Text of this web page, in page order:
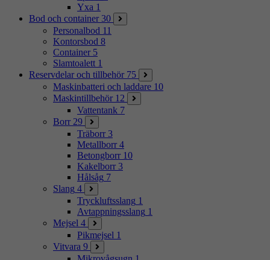
Yxa 1
Bod och container 30
Personalbod 11
Kontorsbod 8
Container 5
Slamtoalett 1
Reservdelar och tillbehör 75
Maskinbatteri och laddare 10
Maskintillbehör 12
Vattentank 7
Borr 29
Träborr 3
Metallborr 4
Betongborr 10
Kakelborr 3
Hålsåg 7
Slang 4
Tryckluftsslang 1
Avtappningsslang 1
Mejsel 4
Pikmejsel 1
Vitvara 9